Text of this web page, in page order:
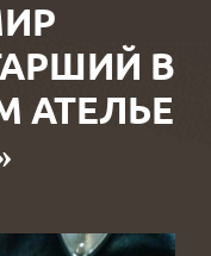
В
АТЕЛЬЕ